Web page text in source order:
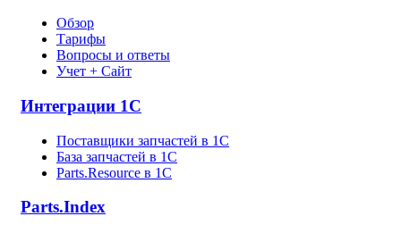
Обзор
Тарифы
Вопросы и ответы
Учет + Сайт
Интеграции 1С
Поставщики запчастей в 1C
База запчастей в 1С
Parts.Resource в 1C
Parts.Index